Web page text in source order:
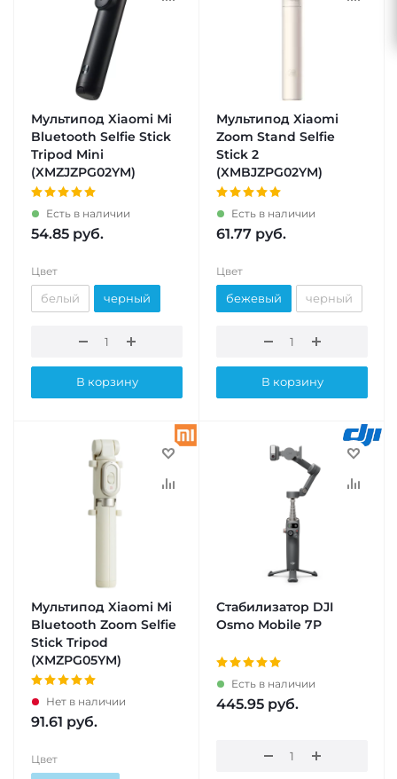
Мультипод Xiaomi Mi
Bluetooth Selfie Stick
Tripod Mini
(XMZJZPG02YM)
Есть в наличии
54.85 руб.
Цвет
белый черный
В корзину
Мультипод Xiaomi
Zoom Stand Selfie
Stick 2
(XMBJZPG02YM)
Есть в наличии
61.77 руб.
Цвет
бежевый черный
В корзину
Мультипод Xiaomi Mi
Bluetooth Zoom Selfie
Stick Tripod
(XMZPG05YM)
Нет в наличии
91.61 руб.
Цвет
Стабилизатор DJI
Osmo Mobile 7P
Есть в наличии
445.95 руб.